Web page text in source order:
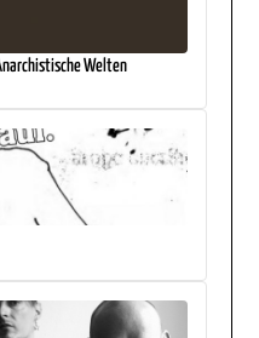
Welten